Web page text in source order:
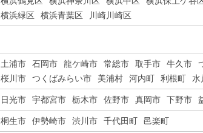
横浜緑区
横浜青葉区 川崎川崎区
土浦市 石岡市 龍ケ崎市 常総市 取手市 牛久市
桜川市
つくばみらい市 美浦村 河内町 利根町 水
日光市 宇都宮市 栃木市 佐野市 真岡市 下野市
桐生市 伊勢崎市 渋川市 千代田町 邑楽町